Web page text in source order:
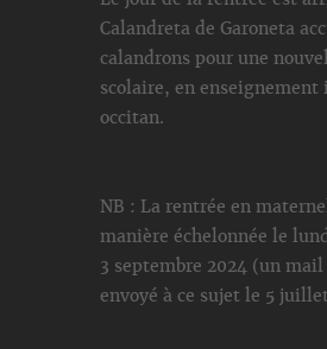
Calandreta de Garoneta
calandrons pour une
scolaire, en
occitan.
NB : La rentrée en
manière échelonnée le
3 septembre 2024 (un mail
envoyé à ce sujet le 5